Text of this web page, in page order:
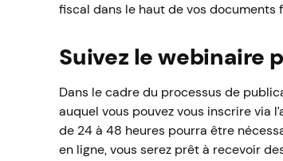
fiscal dans le haut de vos documents
Suivez le webinaire
Dans le cadre du processus de
auquel vous pouvez vous inscrire via
de 24 à 48 heures pourra être
en ligne, vous serez prêt à recevoir